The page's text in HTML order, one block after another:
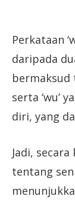
Perkataan
daripada
serta ‘wu’
diri, yang
Jadi,
tentang